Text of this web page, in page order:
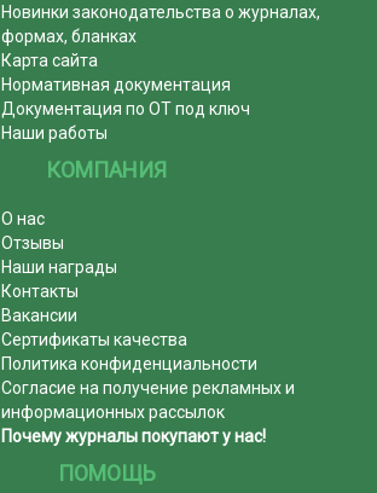
Новинки законодательства о журналах,
формах, бланках
Карта сайта
Нормативная документация
Документация по ОТ под ключ
Наши работы
КОМПАНИЯ
О нас
Отзывы
Наши награды
Контакты
Вакансии
Сертификаты качества
Политика конфиденциальности
Согласие на получение рекламных и
информационных рассылок
Почему журналы покупают у нас!
ПОМОЩЬ